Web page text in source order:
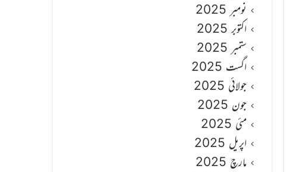
نومبر 2025
اکتوبر 2025
ستمبر 2025
اگست 2025
جولائی 2025
جون 2025
مئی 2025
اپریل 2025
مارچ 2025